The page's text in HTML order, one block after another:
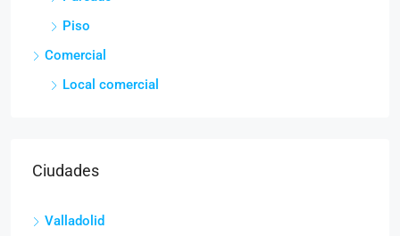
Piso
Comercial
Local comercial
Ciudades
Valladolid